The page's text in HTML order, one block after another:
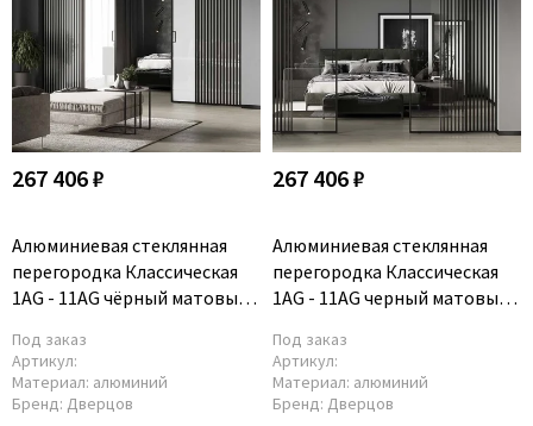
267 406 ₽
Алюминиевая стеклянная
перегородка Классическая
1AG - 11AG чёрный матовый
Под заказ
Артикул:
Материал: алюминий
Бренд: Дверцов
267 406 ₽
Алюминиевая стеклянная
перегородка Классическая
1AG - 11AG черный матовый
Под заказ
Артикул:
Материал: алюминий
Бренд: Дверцов